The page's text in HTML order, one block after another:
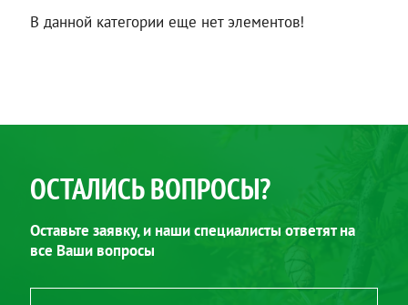
В данной категории еще нет элементов!
ОСТАЛИСЬ ВОПРОСЫ?
Оставьте заявку, и наши специалисты ответят на
все Ваши вопросы